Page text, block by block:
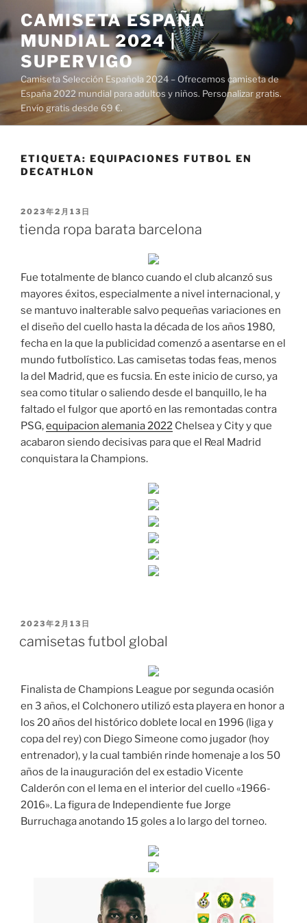
al
contenido
CAMISETA ESPAÑA
MUNDIAL 2024 |
SUPERVIGO
Camiseta Selección Española 2024 – Ofrecemos camiseta de
España 2022 mundial para adultos y niños. Personalizar gratis.
Envío gratis desde 69 €.
ETIQUETA: EQUIPACIONES FUTBOL EN
DECATHLON
PUBLICADO
EL
2023年2月13日
tienda ropa barata barcelona
Fue totalmente de blanco cuando el club alcanzó sus
mayores éxitos, especialmente a nivel internacional, y
se mantuvo inalterable salvo pequeñas variaciones en
el diseño del cuello hasta la década de los años 1980,
fecha en la que la publicidad comenzó a asentarse en el
mundo futbolístico. Las camisetas todas feas, menos
la del Madrid, que es fucsia. En este inicio de curso, ya
sea como titular o saliendo desde el banquillo, le ha
faltado el fulgor que aportó en las remontadas contra
PSG,equipacion alemania 2022 Chelsea y City y que
acabaron siendo decisivas para que el Real Madrid
conquistara la Champions.
PUBLICADO
2023年2月13日
camisetas futbol global
Finalista de Champions League por segunda ocasión
en 3 años, el Colchonero utilizó esta playera en honor a
los 20 años del histórico doblete local en 1996 (liga y
copa del rey) con Diego Simeone como jugador (hoy
entrenador), y la cual también rinde homenaje a los 50
años de la inauguración del ex estadio Vicente
Calderón con el lema en el interior del cuello «1966-
2016». La figura de Independiente fue Jorge
Burruchaga anotando 15 goles a lo largo del torneo.